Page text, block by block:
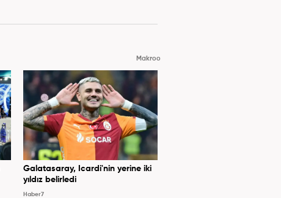
Makroo
Galatasaray, Icardi'nin yerine iki
yıldız belirledi
Haber7